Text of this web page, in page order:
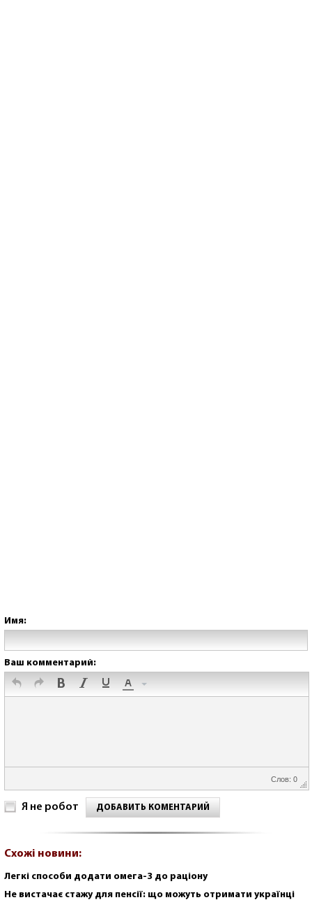
Имя:
Ваш комментарий:
Слов: 0
Я не робот ДОБАВИТЬ КОМЕНТАРИЙ
Схожі новини:
Легкі способи додати омега-3 до раціону
Не вистачає стажу для пенсії: що можуть отримати українці